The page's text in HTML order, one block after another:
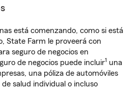
está comenzando, como si está
State Farm le proveerá con
seguro de negocios en
de negocios puede incluir1 una
una póliza de automóviles
salud individual o incluso